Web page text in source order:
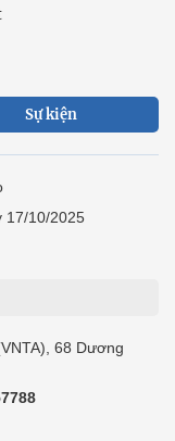
Sự kiện
17/10/2025
68 Dương